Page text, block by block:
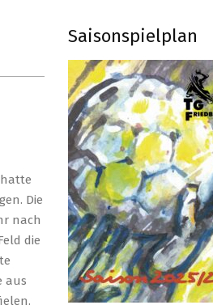
hatte
Die
nach
die
aus
Saisonspielplan